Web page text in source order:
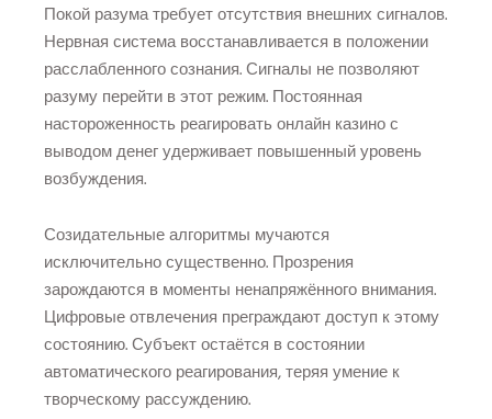
Покой разума требует отсутствия внешних сигналов.
Нервная система восстанавливается в положении
расслабленного сознания. Сигналы не позволяют
разуму перейти в этот режим. Постоянная
настороженность реагировать онлайн казино с
выводом денег удерживает повышенный уровень
возбуждения.
Созидательные алгоритмы мучаются
исключительно существенно. Прозрения
зарождаются в моменты ненапряжённого внимания.
Цифровые отвлечения преграждают доступ к этому
состоянию. Субъект остаётся в состоянии
автоматического реагирования, теряя умение к
творческому рассуждению.